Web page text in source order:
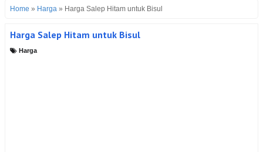
Home » Harga » Harga Salep Hitam untuk Bisul
Harga Salep Hitam untuk Bisul
Harga